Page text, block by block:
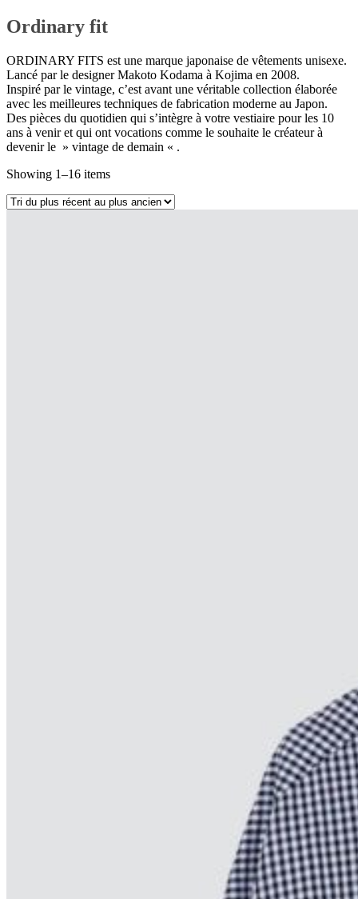
Ordinary fit
ORDINARY FITS est une marque japonaise de vêtements unisexe.
Lancé par le designer Makoto Kodama à Kojima en 2008.
Inspiré par le vintage, c’est avant une véritable collection élaborée
avec les meilleures techniques de fabrication moderne au Japon.
Des pièces du quotidien qui s’intègre à votre vestiaire pour les 10
ans à venir et qui ont vocations comme le souhaite le créateur à
devenir le » vintage de demain « .
Showing 1–16 items